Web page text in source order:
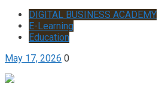
DIGITAL BUSINESS ACADEMY
E-Learning
Education
May 17, 2026 0